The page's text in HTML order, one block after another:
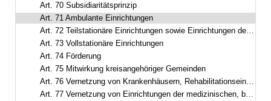
Art. 70 Subsidiaritätsprinzip
Art. 71 Ambulante Einrichtungen
Art. 72 Teilstationäre Einrichtungen sowie Einrichtungen der Kurzzeitpflege
Art. 73 Vollstationäre Einrichtungen
Art. 74 Förderung
Art. 75 Mitwirkung kreisangehöriger Gemeinden
Art. 76 Vernetzung von Krankenhäusern, Rehabilitationseinrichtungen und Pflegeeinrichtungen
Art. 77 Vernetzung von Einrichtungen der medizinischen, beruflichen und allgemeinen sozialen Rehabilitation für Menschen mit einer körperlichen, geistigen und seelischen Behinderung und Pflegeeinrichtungen